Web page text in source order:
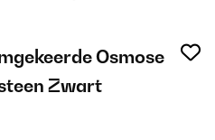
Osmose
Zwart